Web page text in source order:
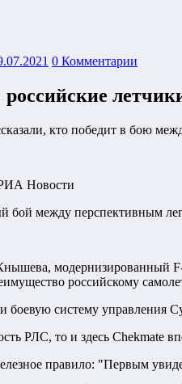
0 Комментарии
кто победит в бою
Новости
бой между перспективным
модернизированный F-
российскому
боевую систему управления
РЛС, то и здесь Chеkmatе
правило: "Первым